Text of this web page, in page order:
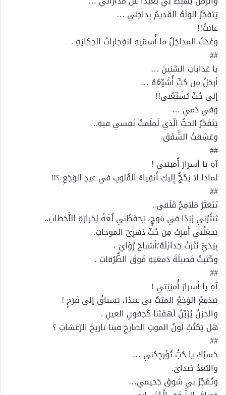
يَتَفَجَّرُ الوَلَهُ القَديمُ بِداخِلي …
غابَتْ!!
وغَدَتْ المداخِلُ ما أُسمّيهِ انفِجاراتُ الحِكايَةِ .
##
يا عَذاباتِ السِّنينَ …
أرحَلُ مِن حُبٍّ أُشَيِّعُهُ …
إلى حُبٍّ يُشَيِّعُني!!
وفي دَمي …
يَتَفَجَّرُ الحبُّ الّذي لَملَمتُ نَفسي فيهِ..
وعَشِقتُ الشَّفَقَ.
##
آهِ يا أسرارَ أُمنِيَتي !
لماذا لا يَحُجُّ إِليكِ أَنقِياءُ القُلوبِ في عيدِ الوَجَعِ ؟!!
##
تَتَغيَّرُ مَلامِحُ قَلَقي..
تَنثُرُني زَبَدًا في مَوجٍ، يَحفَظُني لُغَةً لِحَرارَةِ اللَّحَظاتِ..
يَجعَلُني أَقرَبُ مِن حُبٍّ دَهرِيِّ الموجاتِ.
بِيَدَيَّ نَثَرتُ جَدائِلَهُ؛أشباحَ رُؤايَ ،
وكَتَبتُ فَصيلَةَ دَمعَتِهِ فَوقَ الطُّرُقاتِ .
##
آهِ يا أسرارَ أُمنِيَتي !
يَندَفِعُ الوَجَعُ الميّتُ بي عيدًا، يَشتاقُ إلى فَرَحٍ !
والحزنُ يُزَيِّنُ لَهفَتَنا كَجفونِ العينِ .
هَل يَكتُبُ لَونُ الموتِ الصارخِ فينا تاريخَ الرّعَشاتِ ؟
##
حَسبُكَ يا حُبُّ تُؤَرجِحُني …
والبُعدُ صَدايَ.
وتُفَجِّرُ بي شَوقَ جَحيمي…